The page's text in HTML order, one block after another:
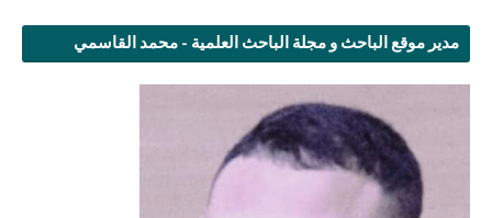
مدير موقع الباحث و مجلة الباحث العلمية - محمد القاسمي